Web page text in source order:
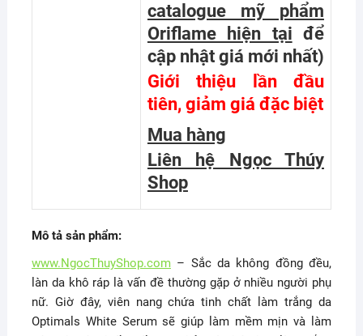
catalogue mỹ phẩm
Oriflame hiện tại để
cập nhật giá mới nhất)
Giới thiệu lần đầu
tiên, giảm giá đặc biệt
Mua hàng
Liên hệ Ngọc Thúy
Shop
Mô tả sản phẩm:
www.NgocThuyShop.com– Sắc da không đồng đều,
làn da khô ráp là vấn đề thường gặp ở nhiều người phụ
nữ. Giờ đây, viên nang chứa tinh chất làm trắng da
Optimals White Serum sẽ giúp làm mềm mịn và làm